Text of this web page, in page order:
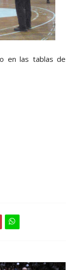
en las tablas de